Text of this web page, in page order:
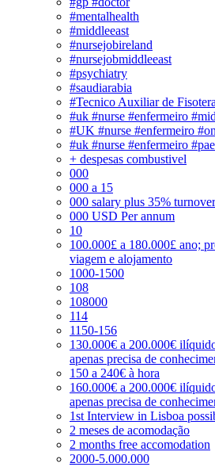
#mentalhealth
#middleeast
#nursejobireland
#nursejobmiddleeast
#psychiatry
#saudiarabia
#Tecnico Auxiliar de
#uk #nurse #enfermeiro
#UK #nurse #enfermeiro
#uk #nurse #enfermeiro
+ despesas combustivel
000
000 a 15
000 salary plus 35% turnover
000 USD Per annum
10
100.000£ a 180.000£ ano;
viagem e alojamento
1000-1500
108
108000
114
1150-156
130.000€ a 200.000€
apenas precisa de
150 a 240€ à hora
160.000€ a 200.000€
apenas precisa de
1st Interview in Lisboa
2 meses de acomodação
2 months free accomodation
2000-5.000.000